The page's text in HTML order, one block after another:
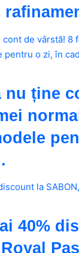
nu ține
40%